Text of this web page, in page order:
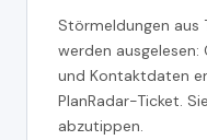
Störmeldungen aus
werden ausgelesen:
und Kontaktdaten
PlanRadar-Ticket.
abzutippen.